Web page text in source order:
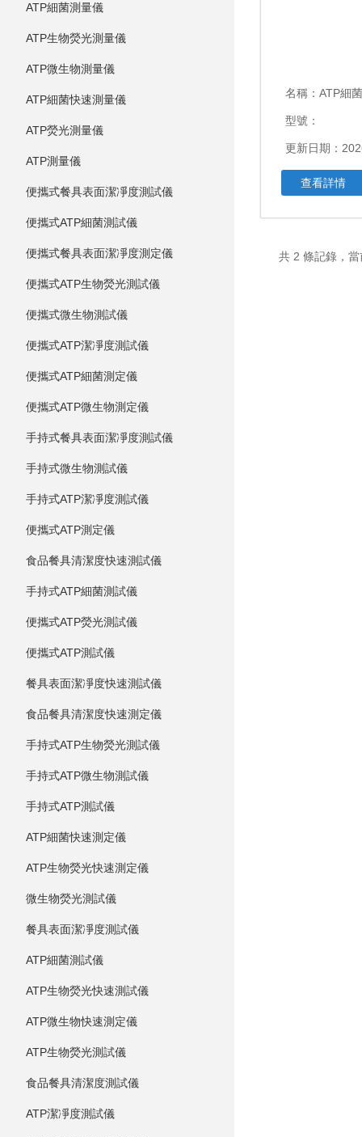
ATP細菌測量儀
ATP生物熒光測量儀
ATP微生物測量儀
ATP細菌快速測量儀
ATP熒光測量儀
ATP測量儀
便攜式餐具表面潔凈度測試儀
便攜式ATP細菌測試儀
便攜式餐具表面潔凈度測定儀
便攜式ATP生物熒光測試儀
便攜式微生物測試儀
便攜式ATP潔凈度測試儀
便攜式ATP細菌測定儀
便攜式ATP微生物測定儀
手持式餐具表面潔凈度測試儀
手持式微生物測試儀
手持式ATP潔凈度測試儀
便攜式ATP測定儀
食品餐具清潔度快速測試儀
手持式ATP細菌測試儀
便攜式ATP熒光測試儀
便攜式ATP測試儀
餐具表面潔凈度快速測試儀
食品餐具清潔度快速測定儀
手持式ATP生物熒光測試儀
手持式ATP微生物測試儀
手持式ATP測試儀
ATP細菌快速測定儀
ATP生物熒光快速測定儀
微生物熒光測試儀
餐具表面潔凈度測試儀
ATP細菌測試儀
ATP生物熒光快速測試儀
ATP微生物快速測定儀
ATP生物熒光測試儀
食品餐具清潔度測試儀
ATP潔凈度測試儀
名稱： ATP細菌快
型號：
更新日期：
查看詳情
共 2 條記錄，